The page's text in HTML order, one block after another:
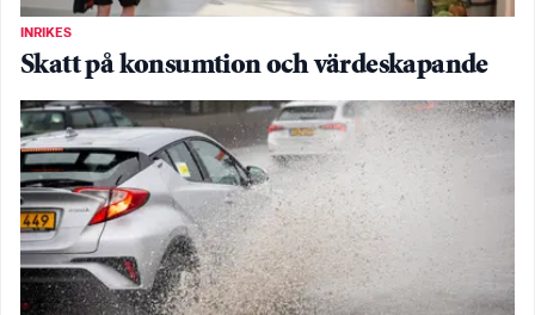
INRIKES
Skatt på konsumtion och värdeskapande